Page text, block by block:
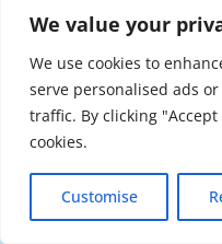
We value your
We use cookies to
serve personalised ads
traffic. By clicking
cookies.
Customise
ΑΝΤΙΠΥΡΙΚΉ
ΚΚΕ: Λήψη
αντιπυρική